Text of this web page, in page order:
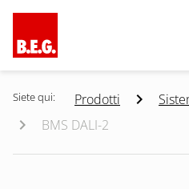
Siete qui: Prodotti
BMS DALI-2